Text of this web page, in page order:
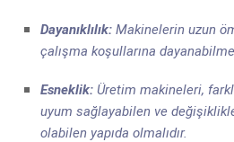
Dayanıklılık: Makinelerin uzun
çalışma koşullarına
Esneklik: Üretim makineleri,
uyum sağlayabilen ve
olabilen yapıda olmalıdır.